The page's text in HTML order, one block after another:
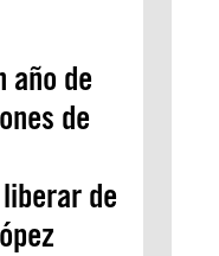
año de
de
de